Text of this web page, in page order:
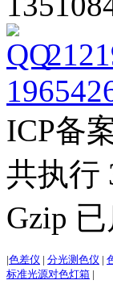
ICP备
共执行
Gzip
|色差仪 | 分光测色仪 |
标准光源对色灯箱 |